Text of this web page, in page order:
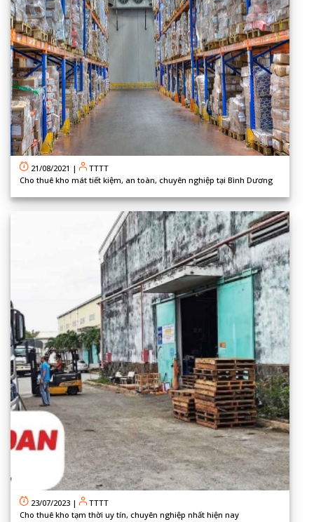
21/08/2021 |
TTTT
Cho thuê kho mát tiết kiệm, an toàn, chuyên nghiệp tại Bình Dương
23/07/2023 |
TTTT
Cho thuê kho tạm thời uy tín, chuyên nghiệp nhất hiện nay